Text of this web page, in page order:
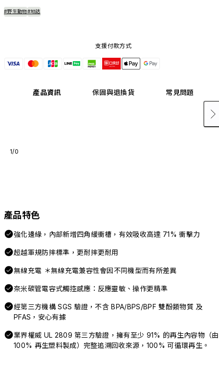
#野生動物#地誌
支援付款方式
產品資訊 保固與退換貨 常見問題
1/0
產品特色
強化邊緣，內部新增四角緩衝槽，有效吸收高達 71% 衝擊力
超越軍規防摔標準，更耐摔更耐用
無線充電 ＊無線充電兼容性會因不同機型而有所差異
奈米碳管電容式觸控感應：反應靈敏、操作更精準
經第三方機構 SGS 驗證，不含 BPA/BPS/BPF 雙酚類物質 及
PFAS，安心有據
業界權威 UL 2809 第三方驗證，擁有至少 91% 的再生內容物（由
100% 再生塑料製成）完整追溯回收來源，100% 可循環再生。